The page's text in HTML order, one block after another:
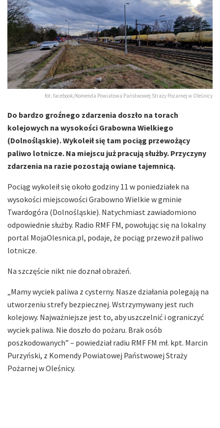
fot. facebook/Komenda Powiatowa Państwowej Straży Pożarnej w Oleśnicy
Do bardzo groźnego zdarzenia doszło na torach
kolejowych na wysokości Grabowna Wielkiego
(Dolnośląskie). Wykoleił się tam pociąg przewożący
paliwo lotnicze. Na miejscu już pracują służby. Przyczyny
zdarzenia na razie pozostają owiane tajemnicą.
Pociąg wykoleił się około godziny 11 w poniedziałek na
wysokości miejscowości Grabowno Wielkie w gminie
Twardogóra (Dolnośląskie). Natychmiast zawiadomiono
odpowiednie służby. Radio RMF FM, powołując się na lokalny
portal MojaOlesnica.pl, podaje, że pociąg przewoził paliwo
lotnicze.
Na szczęście nikt nie doznał obrażeń.
„Mamy wyciek paliwa z cysterny. Nasze działania polegają na
utworzeniu strefy bezpiecznej. Wstrzymywany jest ruch
kolejowy. Najważniejsze jest to, aby uszczelnić i ograniczyć
wyciek paliwa. Nie doszło do pożaru. Brak osób
poszkodowanych” – powiedział radiu RMF FM mł. kpt. Marcin
Purzyński, z Komendy Powiatowej Państwowej Straży
Pożarnej w Oleśnicy.